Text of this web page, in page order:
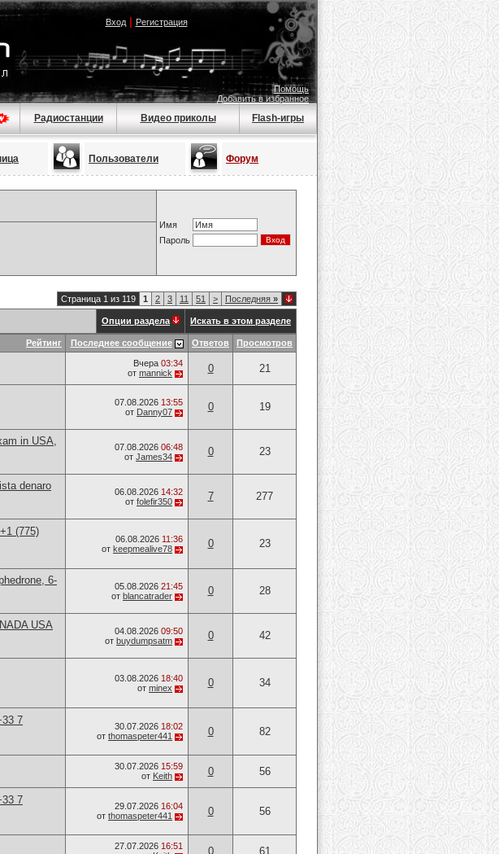
Вход| Регистрация
Помощь
Добавить в избранное
Радиостанции Видео приколы Flash-игры
Пользователи Форум
Имя
Пароль
Страница 1 из 119 1 2 3 11 51 > Последняя »
Опции раздела Искать в этом разделе
Рейтинг Последнее сообщение Ответов Просмотров
Вчера 03:34
от mannick 0 21
07.08.2026 13:55
от Danny07 0 19
in USA,
07.08.2026 06:48
от James34 0 23
denaro
06.08.2026 14:32
от folefir350 7 277
(775)
06.08.2026 11:36
от keepmealive78 0 23
6-
05.08.2026 21:45
от blancatrader 0 28
USA
04.08.2026 09:50
от buydumpsatm 0 42
03.08.2026 18:40
от minex 0 34
7
30.07.2026 18:02
от thomaspeter441 0 82
30.07.2026 15:59
от Keith 0 56
7
29.07.2026 16:04
от thomaspeter441 0 56
27.07.2026 16:51
0 61